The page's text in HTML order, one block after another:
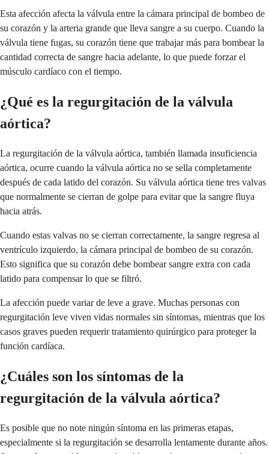
Esta afección afecta la válvula entre la cámara principal de bombeo de
su corazón y la arteria grande que lleva sangre a su cuerpo. Cuando la
válvula tiene fugas, su corazón tiene que trabajar más para bombear la
cantidad correcta de sangre hacia adelante, lo que puede forzar el
músculo cardíaco con el tiempo.
¿Qué es la regurgitación de la válvula
aórtica?
La regurgitación de la válvula aórtica, también llamada insuficiencia
aórtica, ocurre cuando la válvula aórtica no se sella completamente
después de cada latido del corazón. Su válvula aórtica tiene tres valvas
que normalmente se cierran de golpe para evitar que la sangre fluya
hacia atrás.
Cuando estas valvas no se cierran correctamente, la sangre regresa al
ventrículo izquierdo, la cámara principal de bombeo de su corazón.
Esto significa que su corazón debe bombear sangre extra con cada
latido para compensar lo que se filtró.
La afección puede variar de leve a grave. Muchas personas con
regurgitación leve viven vidas normales sin síntomas, mientras que los
casos graves pueden requerir tratamiento quirúrgico para proteger la
función cardíaca.
¿Cuáles son los síntomas de la
regurgitación de la válvula aórtica?
Es posible que no note ningún síntoma en las primeras etapas,
especialmente si la regurgitación se desarrolla lentamente durante años.